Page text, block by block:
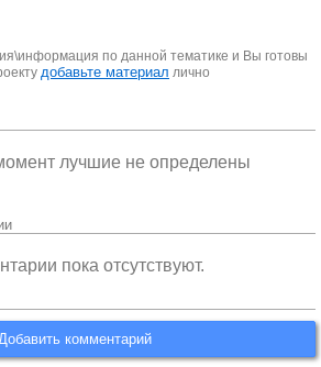
по данной тематике и Вы готовы
добавьте материал лично
лучшие не определены
пока отсутствуют.
комментарий